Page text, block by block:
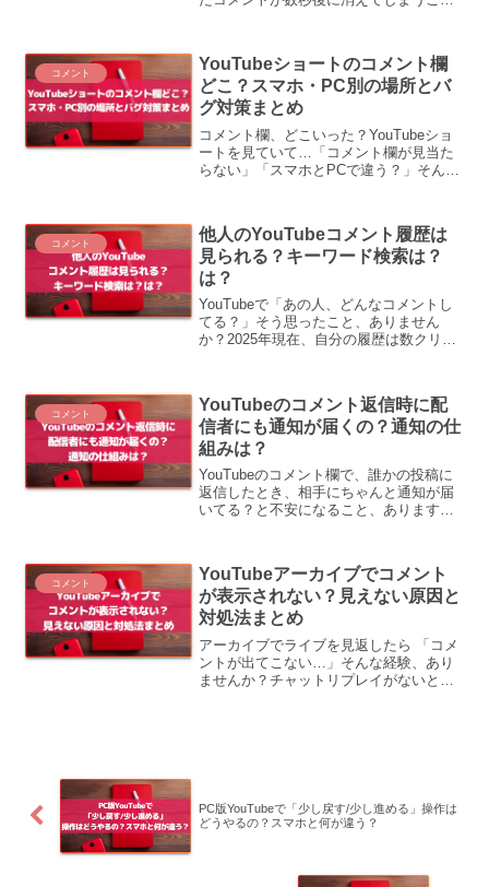
その原因と解決策をご紹介します。自分
のコメントがYou...
コメント
YouTubeショートのコメント欄
どこ？スマホ・PC別の場所とバ
グ対策まとめ
コメント欄、どこいった？YouTubeショ
ートを見ていて…「コメント欄が見当た
らない」「スマホとPCで違う？」そんな
になっています。この記事でわかること
✔ スマ...
コメント
他人のYouTubeコメント履歴は
見られる？キーワード検索は？
は？
YouTubeで「あの人、どんなコメントし
てる？」そう思ったこと、ありません
か？2025年現在、自分の履歴は数クリッ
今回はそんなコメント履歴について、自
分・他人の確認方...
コメント
YouTubeのコメント返信時に配
信者にも通知が届くの？通知の仕
組みは？
YouTubeのコメント欄で、誰かの投稿に
返信したとき、相手にちゃんと通知が届
いてる？と不安になること、ありますよ
が来るのか気になっている方も多いはず
です。この記事では...
コメント
YouTubeアーカイブでコメント
が表示されない？見えない原因と
対処法まとめ
アーカイブでライブを見返したら 「コメ
ントが出てこない…」そんな経験、あり
ませんか？チャットリプレイがないと、
PC版YouTubeで「少し戻す/少し進める」操作は
どうやるの？スマホと何が違う？